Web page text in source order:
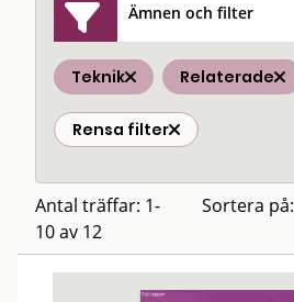
Ämnen och filter
Teknik Relaterade
Rensa filter
Antal träffar: 1-
10 av 12
Sortera på: